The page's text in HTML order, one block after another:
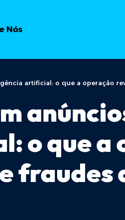
Nós
o que a operação revela sobre a
o que a
fraudes